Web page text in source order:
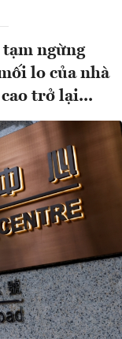
ngừng
lo của nhà
trở lại...